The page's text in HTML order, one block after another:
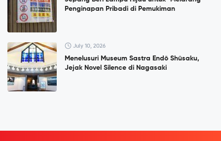
Penginapan Pribadi di Pemukiman
July 10, 2026
Menelusuri Museum Sastra Endō Shūsaku,
Jejak Novel Silence di Nagasaki